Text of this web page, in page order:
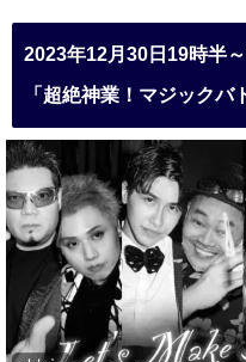
2023年12月30日19時半
「超絶神業！マジックバ